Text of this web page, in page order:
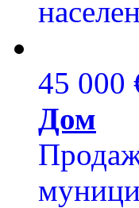
45 000
Дом